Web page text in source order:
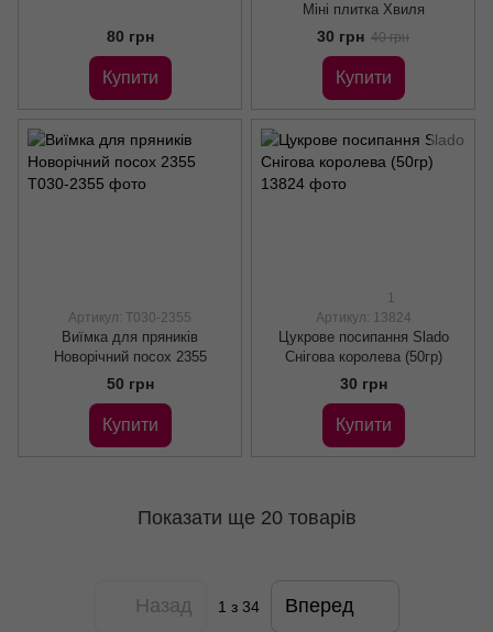
80 грн
Купити
Міні плитка Хвиля
30 грн 40 грн
Купити
Артикул: Т030-2355
Виїмка для пряників
Новорічний посох 2355
50 грн
Купити
1
Артикул: 13824
Цукрове посипання Slado
Снігова королева (50гр)
30 грн
Купити
Показати ще 20 товарів
Назад 1 з 34 Вперед